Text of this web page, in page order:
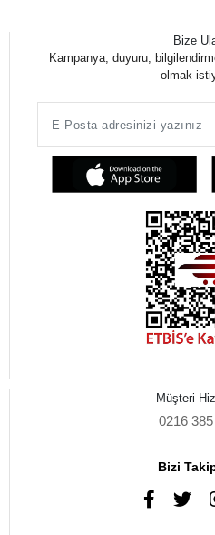
Bize
Kampanya, duyuru,
olmak
Müşteri
0216
Bizi